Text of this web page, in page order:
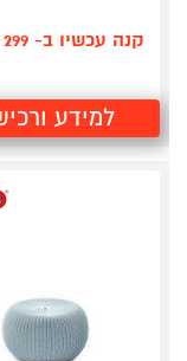
קנה עכשיו ב- 299
למידע